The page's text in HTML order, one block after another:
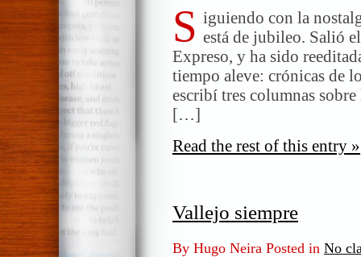
S iguiendo con la
está de jubileo. Salió
Expreso, y ha sido
tiempo aleve: crónicas de
escribí tres columnas
[…]
Read the rest of this entry »
Vallejo siempre
By Hugo Neira Posted in No